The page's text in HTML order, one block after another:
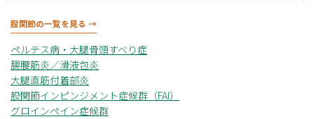
股関節の一覧を見る →
ペルテス病・大腿骨頭すべり症
腸腰筋炎／滑液包炎
大腿直筋付着部炎
股関節インピンジメント症候群（FAI）
グロインペイン症候群